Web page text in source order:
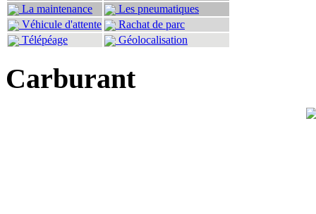
La maintenance
Les pneumatiques
Véhicule d'attente
Rachat de parc
Télépéage
Géolocalisation
Carburant